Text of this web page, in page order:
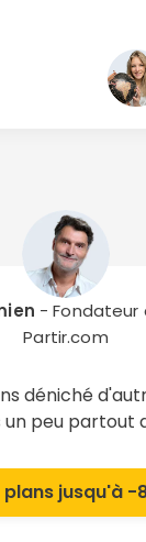
- Fondateur
Partir.com
déniché
peu partout
plans jusqu'à -